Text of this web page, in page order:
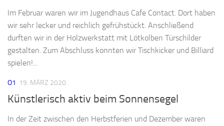
Im Februar waren wir im Jugendhaus Cafe Contact. Dort haben
wir sehr lecker und reichlich gefrühstückt. Anschließend
durften wir in der Holzwerkstatt mit Lötkolben Türschilder
gestalten. Zum Abschluss konnten wir Tischkicker und Billiard
spielen!...
O1 19. MÄRZ 2020
Künstlerisch aktiv beim Sonnensegel
In der Zeit zwischen den Herbstferien und Dezember waren